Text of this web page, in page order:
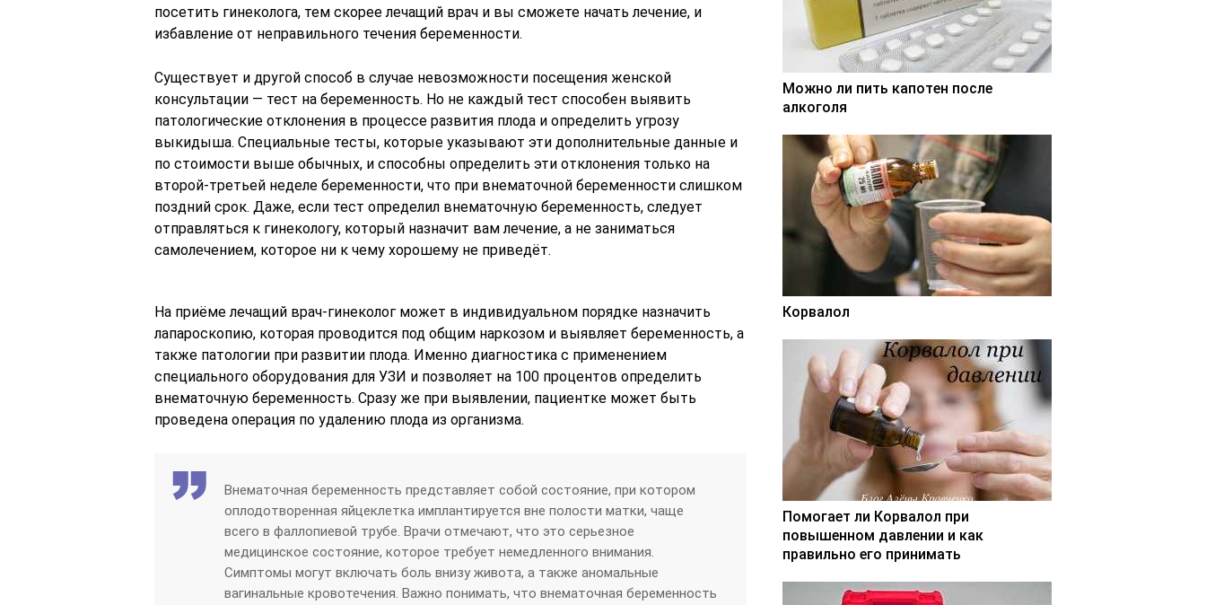
посетить гинеколога, тем скорее лечащий врач и вы сможете начать лечение, и
избавление от неправильного течения беременности.
Существует и другой способ в случае невозможности посещения женской
консультации — тест на беременность. Но не каждый тест способен выявить
патологические отклонения в процессе развития плода и определить угрозу
выкидыша. Специальные тесты, которые указывают эти дополнительные данные и
по стоимости выше обычных, и способны определить эти отклонения только на
второй-третьей неделе беременности, что при внематочной беременности слишком
поздний срок. Даже, если тест определил внематочную беременность, следует
отправляться к гинекологу, который назначит вам лечение, а не заниматься
самолечением, которое ни к чему хорошему не приведёт.
На приёме лечащий врач-гинеколог может в индивидуальном порядке назначить
лапароскопию, которая проводится под общим наркозом и выявляет беременность, а
также патологии при развитии плода. Именно диагностика с применением
специального оборудования для УЗИ и позволяет на 100 процентов определить
внематочную беременность. Сразу же при выявлении, пациентке может быть
проведена операция по удалению плода из организма.
Внематочная беременность представляет собой состояние, при котором
оплодотворенная яйцеклетка имплантируется вне полости матки, чаще
всего в фаллопиевой трубе. Врачи отмечают, что это серьезное
медицинское состояние, которое требует немедленного внимания.
Симптомы могут включать боль внизу живота, а также аномальные
вагинальные кровотечения. Важно понимать, что внематочная беременность
Можно ли пить капотен после
алкоголя
Корвалол
Помогает ли Корвалол при
повышенном давлении и как
правильно его принимать